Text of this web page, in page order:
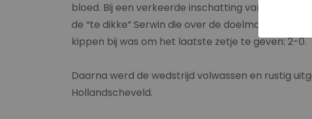
bloed. Bij een verkeerde inschatting van de
de “te dikke” Serwin die over de doelman heen
kippen bij was om het laatste zetje te geven: 2-0.
Daarna werd de wedstrijd volwassen en rustig
Hollandscheveld.